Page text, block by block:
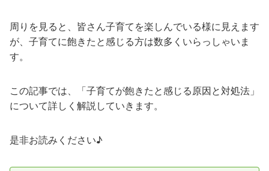
周りを見ると、皆さん子育てを楽しんでいる様に見えます
が、子育てに飽きたと感じる方は数多くいらっしゃいま
す。
この記事では、「子育てが飽きたと感じる原因と対処法」
について詳しく解説していきます。
是非お読みください♪